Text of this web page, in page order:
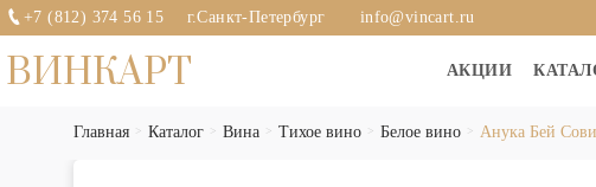
+7 (812) 374 56 15 г.Санкт-Петербург info@vincart.ru
ВИНКАРТ АКЦИИ
Главная Каталог Вина Тихое вино Белое вино Анука Бей